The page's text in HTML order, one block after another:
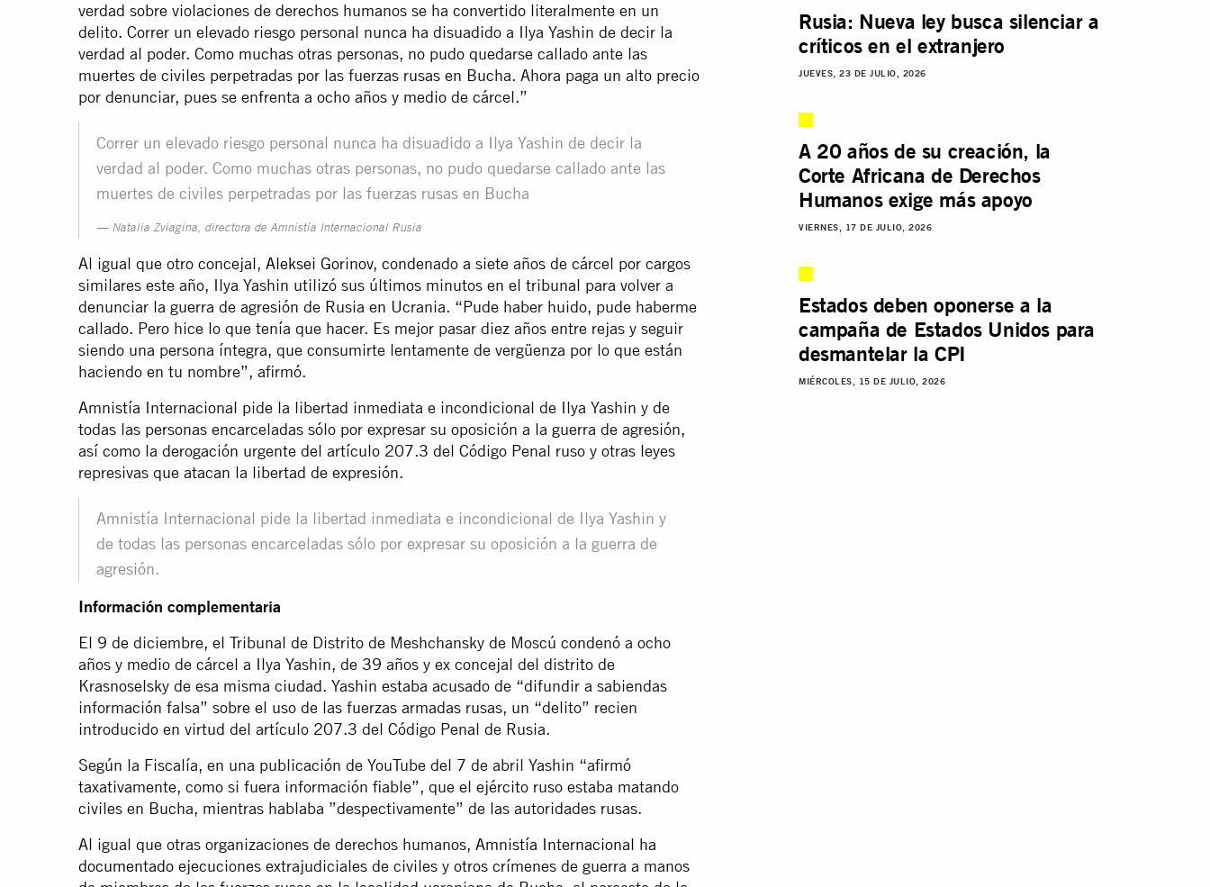
verdad sobre violaciones de derechos humanos se ha convertido literalmente en un
delito. Correr un elevado riesgo personal nunca ha disuadido a Ilya Yashin de decir la
verdad al poder. Como muchas otras personas, no pudo quedarse callado ante las
muertes de civiles perpetradas por las fuerzas rusas en Bucha. Ahora paga un alto precio
por denunciar, pues se enfrenta a ocho años y medio de cárcel.”
Correr un elevado riesgo personal nunca ha disuadido a Ilya Yashin de decir la
verdad al poder. Como muchas otras personas, no pudo quedarse callado ante las
muertes de civiles perpetradas por las fuerzas rusas en Bucha
Natalia Zviagina, directora de Amnistía Internacional Rusia
Al igual que otro concejal, Aleksei Gorinov, condenado a siete años de cárcel por cargos
similares este año, Ilya Yashin utilizó sus últimos minutos en el tribunal para volver a
denunciar la guerra de agresión de Rusia en Ucrania. “Pude haber huido, pude haberme
callado. Pero hice lo que tenía que hacer. Es mejor pasar diez años entre rejas y seguir
siendo una persona íntegra, que consumirte lentamente de vergüenza por lo que están
haciendo en tu nombre”, afirmó.
Amnistía Internacional pide la libertad inmediata e incondicional de Ilya Yashin y de
todas las personas encarceladas sólo por expresar su oposición a la guerra de agresión,
así como la derogación urgente del artículo 207.3 del Código Penal ruso y otras leyes
represivas que atacan la libertad de expresión.
Amnistía Internacional pide la libertad inmediata e incondicional de Ilya Yashin y
de todas las personas encarceladas sólo por expresar su oposición a la guerra de
agresión.
Información complementaria
El 9 de diciembre, el Tribunal de Distrito de Meshchansky de Moscú condenó a ocho
años y medio de cárcel a Ilya Yashin, de 39 años y ex concejal del distrito de
Krasnoselsky de esa misma ciudad. Yashin estaba acusado de “difundir a sabiendas
información falsa” sobre el uso de las fuerzas armadas rusas, un “delito” recien
introducido en virtud del artículo 207.3 del Código Penal de Rusia.
Según la Fiscalía, en una publicación de YouTube del 7 de abril Yashin “afirmó
taxativamente, como si fuera información fiable”, que el ejército ruso estaba matando
civiles en Bucha, mientras hablaba ”despectivamente” de las autoridades rusas.
Al igual que otras organizaciones de derechos humanos, Amnistía Internacional ha
documentado ejecuciones extrajudiciales de civiles y otros crímenes de guerra a manos
Rusia: Nueva ley busca silenciar a
críticos en el extranjero
JUEVES, 23 DE JULIO, 2026
A 20 años de su creación, la
Corte Africana de Derechos
Humanos exige más apoyo
VIERNES, 17 DE JULIO, 2026
Estados deben oponerse a la
campaña de Estados Unidos para
desmantelar la CPI
MIÉRCOLES, 15 DE JULIO, 2026